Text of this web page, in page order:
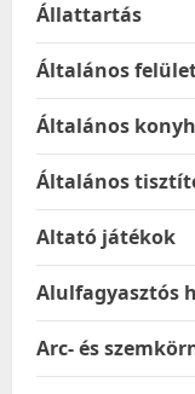
Állattartás
Általános
Általános
Általános
Altató játékok
Alulfagyasztós
Arc- és